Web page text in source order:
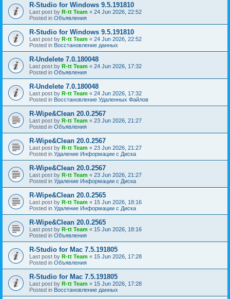
R-Studio for Windows 9.5.191810
Last post by R-tt Team « 24 Jun 2026, 22:52
Posted in Объявления
R-Studio for Windows 9.5.191810
Last post by R-tt Team « 24 Jun 2026, 22:52
Posted in Восстановление данных
R-Undelete 7.0.180048
Last post by R-tt Team « 24 Jun 2026, 17:32
Posted in Объявления
R-Undelete 7.0.180048
Last post by R-tt Team « 24 Jun 2026, 17:32
Posted in Восстановление Удаленных Файлов
R-Wipe&Clean 20.0.2567
Last post by R-tt Team « 23 Jun 2026, 21:27
Posted in Объявления
R-Wipe&Clean 20.0.2567
Last post by R-tt Team « 23 Jun 2026, 21:27
Posted in Удаление Информации с Диска
R-Wipe&Clean 20.0.2567
Last post by R-tt Team « 23 Jun 2026, 21:27
Posted in Удаление Информации с Диска
R-Wipe&Clean 20.0.2565
Last post by R-tt Team « 15 Jun 2026, 18:16
Posted in Удаление Информации с Диска
R-Wipe&Clean 20.0.2565
Last post by R-tt Team « 15 Jun 2026, 18:16
Posted in Объявления
R-Studio for Mac 7.5.191805
Last post by R-tt Team « 15 Jun 2026, 17:28
Posted in Объявления
R-Studio for Mac 7.5.191805
Last post by R-tt Team « 15 Jun 2026, 17:28
Posted in Восстановление данных